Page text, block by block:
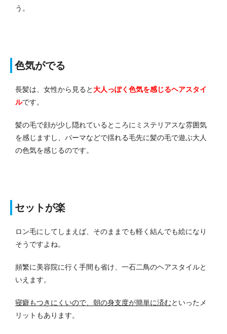
う。
色気がでる
長髪は、女性から見ると大人っぽく色気を感じるヘアスタイ
ルです。
髪の毛で顔が少し隠れているところにミステリアスな雰囲気
を感じますし、パーマなどで揺れる毛先に髪の毛で遊ぶ大人
の色気を感じるのです。
セットが楽
ロン毛にしてしまえば、そのままでも軽く結んでも絵になり
そうですよね。
頻繁に美容院に行く手間も省け、一石二鳥のヘアスタイルと
いえます。
寝癖もつきにくいので、朝の身支度が簡単に済むといったメ
リットもあります。